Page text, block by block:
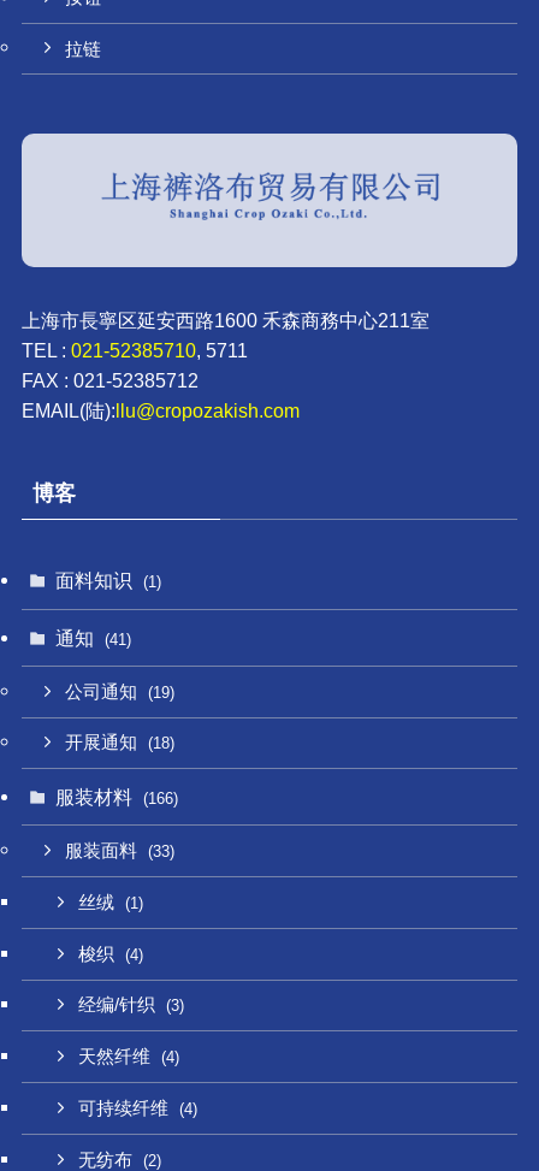
拉链
上海市長寧区延安西路1600 禾森商務中心211室
TEL : 021-52385710, 5711
FAX : 021-52385712
EMAIL(陆):llu@cropozakish.com
博客
面料知识 (1)
通知 (41)
公司通知 (19)
开展通知 (18)
服装材料 (166)
服装面料 (33)
丝绒 (1)
梭织 (4)
经编/针织 (3)
天然纤维 (4)
可持续纤维 (4)
无纺布 (2)